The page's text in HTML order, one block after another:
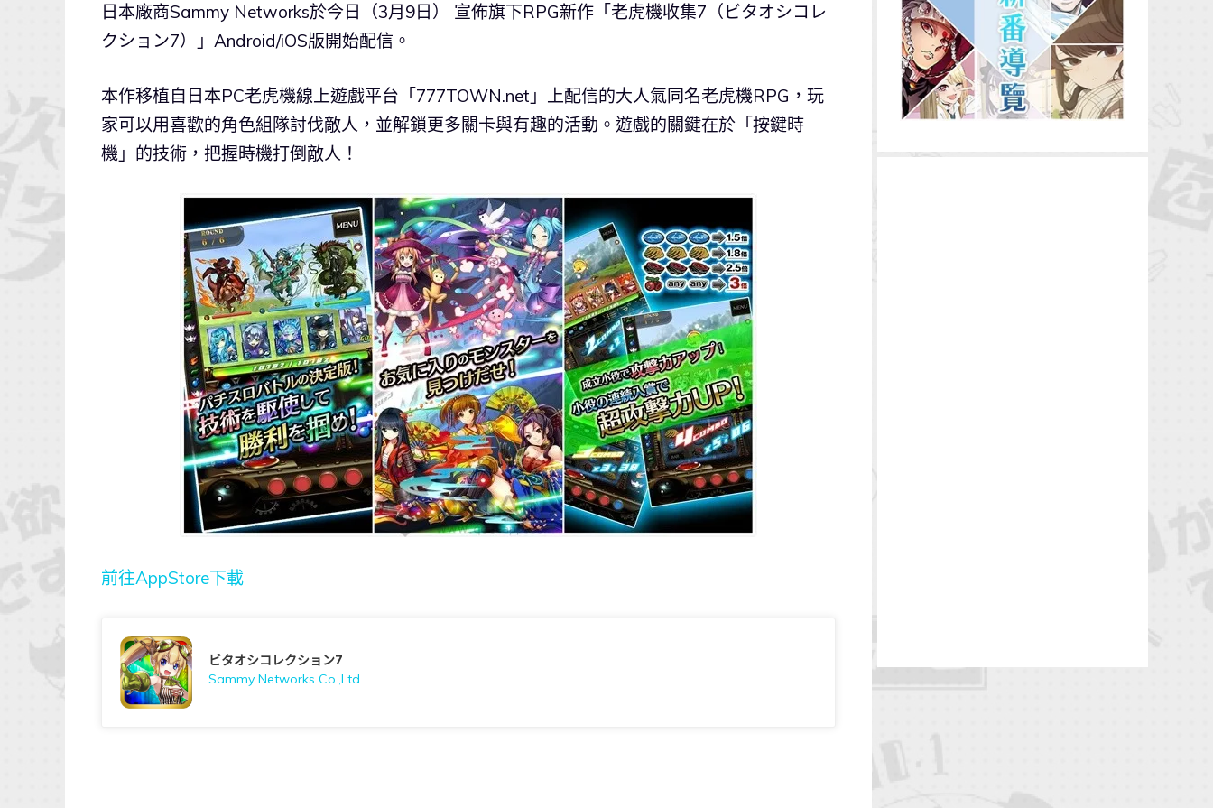
日本廠商Sammy Networks於今日（3月9日） 宣佈旗下RPG新作「老虎機收集7（ビタオシコレ
クション7）」Android/iOS版開始配信。
本作移植自日本PC老虎機線上遊戲平台「777TOWN.net」上配信的大人氣同名老虎機RPG，玩
家可以用喜歡的角色組隊討伐敵人，並解鎖更多關卡與有趣的活動。遊戲的關鍵在於「按鍵時
機」的技術，把握時機打倒敵人！
前往AppStore下載
ビタオシコレクション7
Sammy Networks Co.,Ltd.